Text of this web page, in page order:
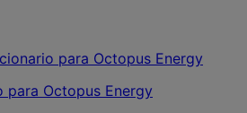
para Octopus Energy